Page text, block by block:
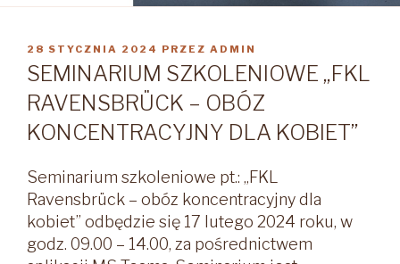
OPUBLIKOWANE
W
28 STYCZNIA 2024 PRZEZ ADMIN
SEMINARIUM SZKOLENIOWE „FKL
RAVENSBRÜCK – OBÓZ
KONCENTRACYJNY DLA KOBIET”
Seminarium szkoleniowe pt.: „FKL
Ravensbrück – obóz koncentracyjny dla
kobiet” odbędzie się 17 lutego 2024 roku, w
godz. 09.00 – 14.00, za pośrednictwem